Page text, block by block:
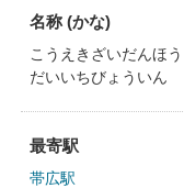
名称 (かな)
こうえきざいだんほ
だいいちびょういん
最寄駅
帯広駅